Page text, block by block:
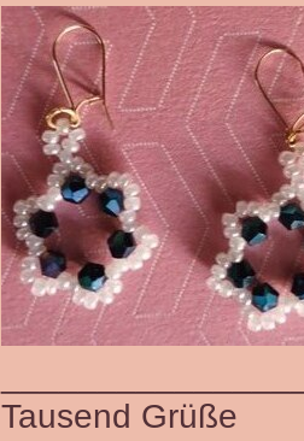
Tausend Grüße